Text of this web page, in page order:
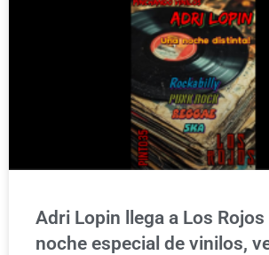
Adri Lopin llega a Los
noche especial de vinilos,